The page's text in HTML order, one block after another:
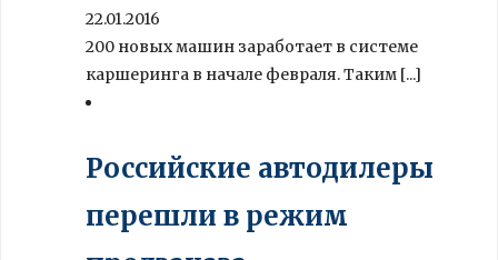
22.01.2016
200 новых машин заработает в системе
каршеринга в начале февраля. Таким [...]
Российские автодилеры
перешли в режим